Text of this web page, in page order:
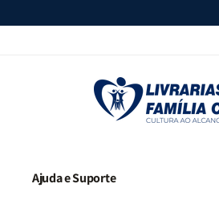
Ajuda e Suporte